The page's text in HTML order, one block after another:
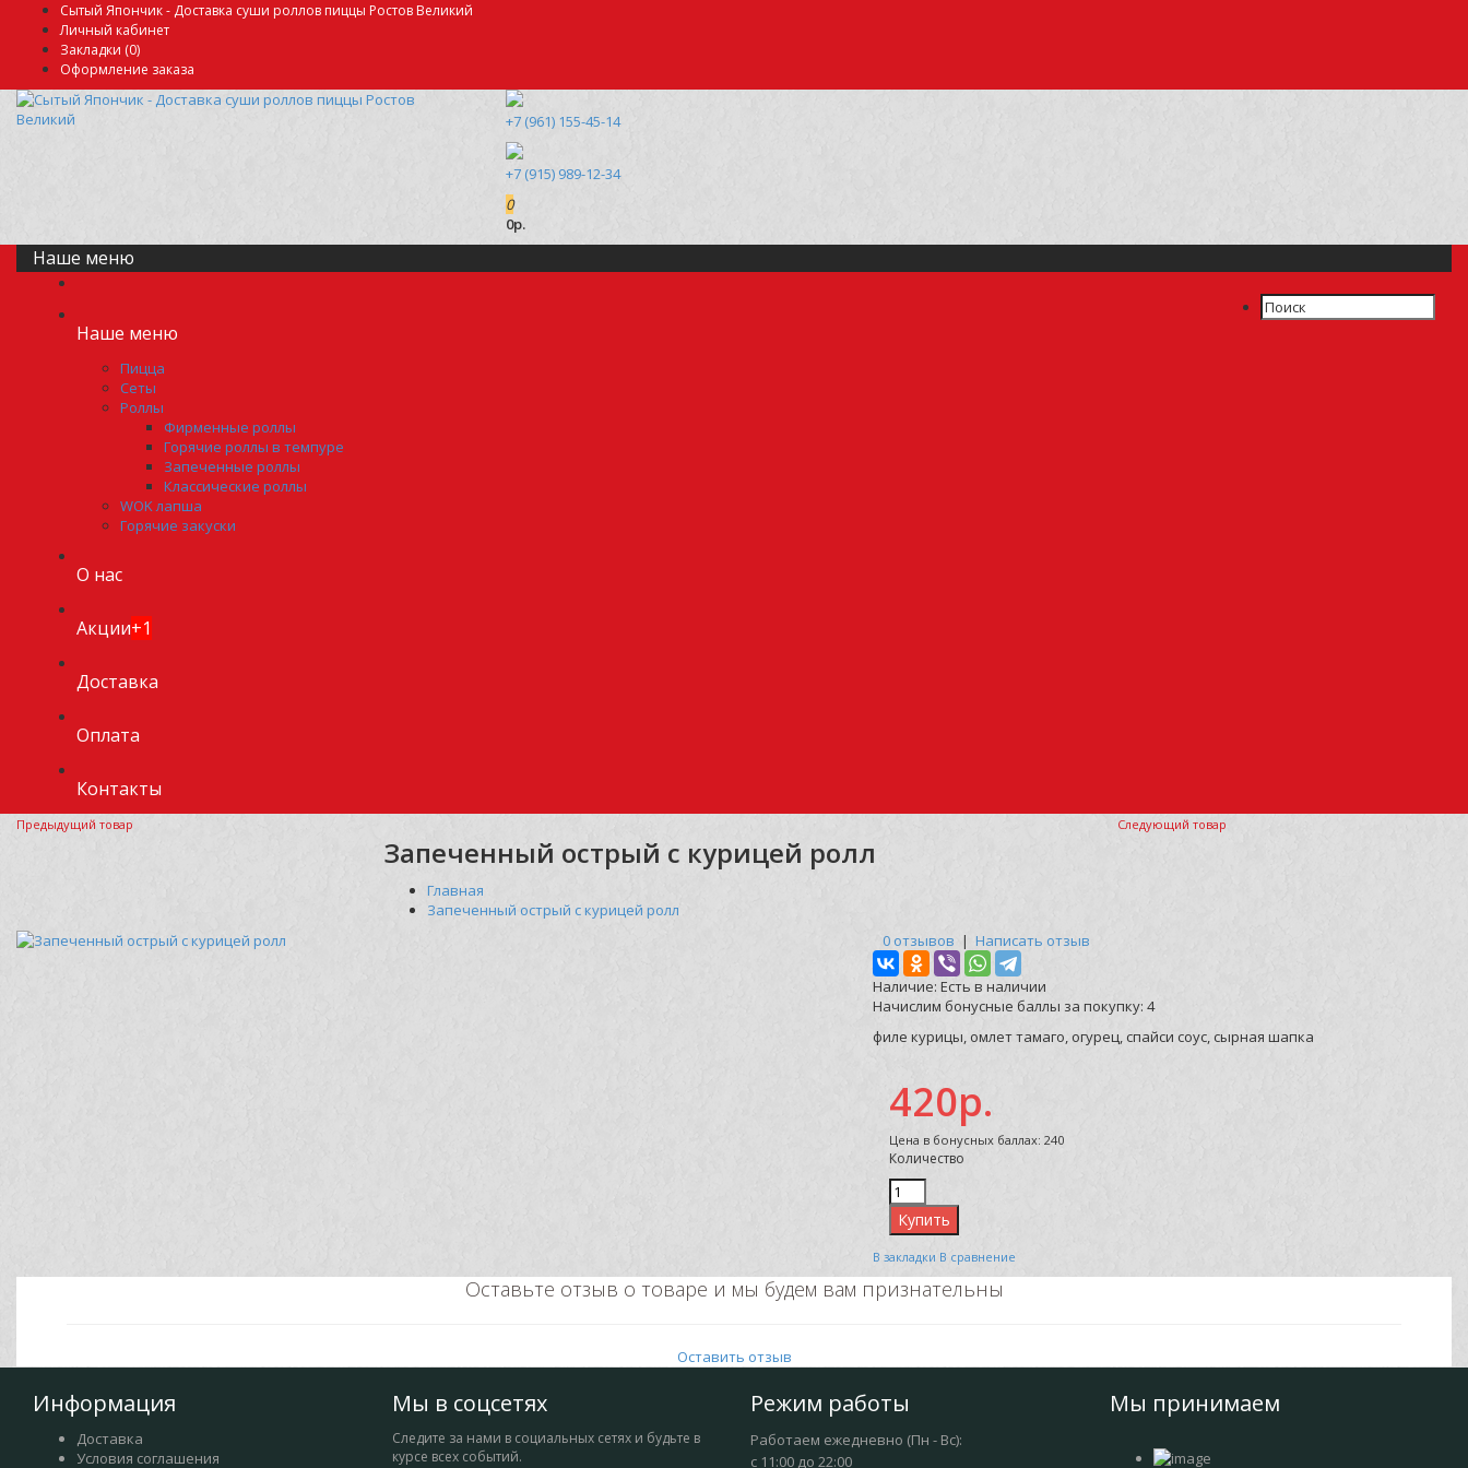
Сытый Япончик - Доставка суши роллов пиццы Ростов Великий
Личный кабинет
Закладки (0)
Оформление заказа
+7 (961) 155-45-14
+7 (915) 989-12-34
0
0р.
Наше меню
Наше меню
Пицца
Сеты
Роллы
Фирменные роллы
Горячие роллы в темпуре
Запеченные роллы
Классические роллы
WOK лапша
Горячие закуски
О нас
Акции+1
Доставка
Оплата
Контакты
Предыдущий товар
Запеченный острый с курицей ролл
Главная
Запеченный острый с курицей ролл
Следующий товар
0 отзывов | Написать отзыв
Наличие: Есть в наличии
Начислим бонусные баллы за покупку: 4
филе курицы, омлет тамаго, огурец, спайси соус, сырная шапка
420р.
Цена в бонусных баллах: 240
Количество
В закладки В сравнение
Оставьте отзыв о товаре и мы будем вам признательны
Оставить отзыв
Информация
Доставка
Условия соглашения
Мы в соцсетях
Следите за нами в социальных сетях и будьте в
курсе всех событий.
Режим работы
Работаем ежедневно (Пн - Вс):
с 11:00 до 22:00
Мы принимаем